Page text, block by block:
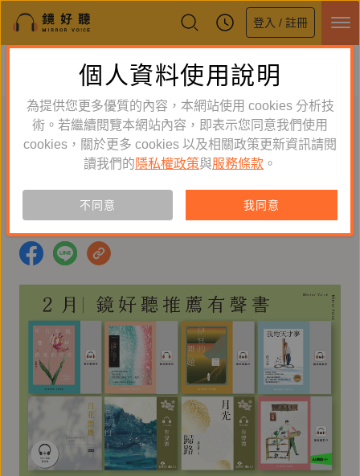
登入 / 註冊
鏡好聽全新APP上線
體驗全面升級，即刻下載
二月｜鏡好聽推薦有聲書
鏡好聽編輯室 2026-01-26 17:00:00
#鏡文學 #女神 #有聲書 #鏡好聽製作
#我的天才夢
#所有相遇，都是借來的時光 #花後香房
個人資料使用說明
為提供您更多優質的內容，本網站使用 cookies 分析技
術。若繼續閱覽本網站內容，即表示您同意我們使用
cookies，關於更多 cookies 以及相關政策更新資訊請閱
讀我們的 隱私權政策與服務條款 。
不同意 我同意